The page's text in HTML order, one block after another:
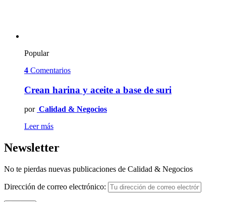
Popular
4 Comentarios
Crean harina y aceite a base de suri
por Calidad & Negocios
Leer más
Newsletter
No te pierdas nuevas publicaciones de Calidad & Negocios
Dirección de correo electrónico: